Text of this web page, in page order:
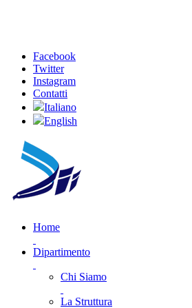
Facebook
Twitter
Instagram
Contatti
Italiano
English
Home
Dipartimento
Chi Siamo
La Struttura